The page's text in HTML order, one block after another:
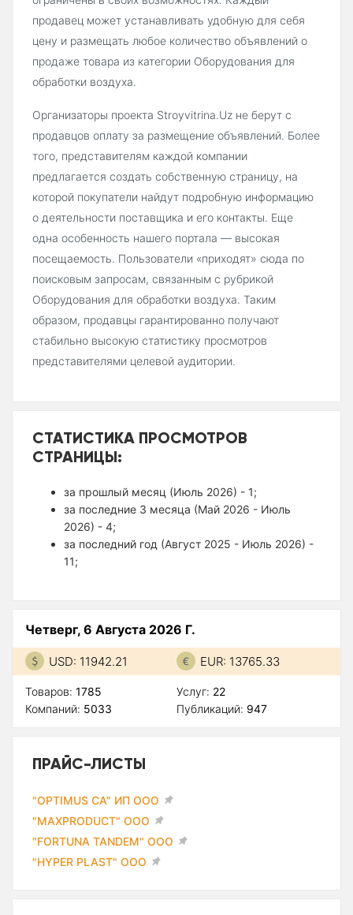
продавец может устанавливать удобную для себя
цену и размещать любое количество объявлений о
продаже товара из категории Оборудования для
обработки воздуха.
Организаторы проекта Stroyvitrina.Uz не берут с
продавцов оплату за размещение объявлений. Более
того, представителям каждой компании
предлагается создать собственную страницу, на
которой покупатели найдут подробную информацию
о деятельности поставщика и его контакты. Еще
одна особенность нашего портала — высокая
посещаемость. Пользователи «приходят» сюда по
поисковым запросам, связанным с рубрикой
Оборудования для обработки воздуха. Таким
образом, продавцы гарантированно получают
стабильно высокую статистику просмотров
представителями целевой аудитории.
СТАТИСТИКА ПРОСМОТРОВ
СТРАНИЦЫ:
за прошлый месяц (Июль 2026) - 1;
за последние 3 месяца (Май 2026 - Июль
2026) - 4;
за последний год (Август 2025 - Июль 2026) -
11;
Четверг, 6 Августа 2026 Г.
USD: 11942.21 EUR: 13765.33
Товаров: 1785
Компаний: 5033
Услуг: 22
Публикаций: 947
ПРАЙС-ЛИСТЫ
"OPTIMUS CA" ИП ООО
"MAXPRODUCT" ООО
"FORTUNA TANDEM" ООО
"HYPER PLAST" ООО